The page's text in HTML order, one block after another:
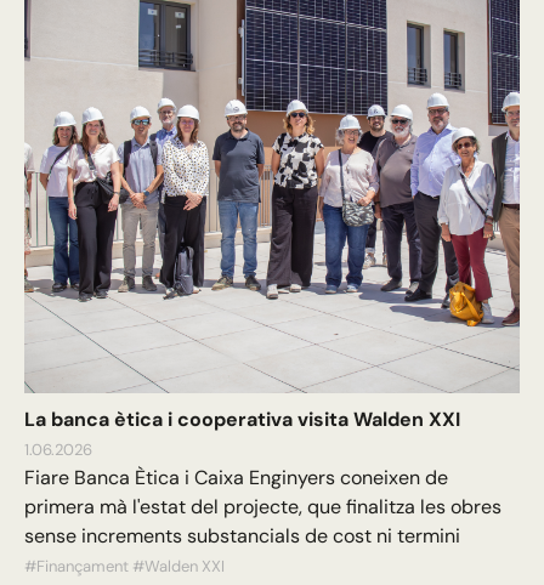
La banca ètica i cooperativa visita Walden XXI
1.06.2026
Fiare Banca Ètica i Caixa Enginyers coneixen de
primera mà l'estat del projecte, que finalitza les obres
sense increments substancials de cost ni termini
#Finançament #Walden XXI